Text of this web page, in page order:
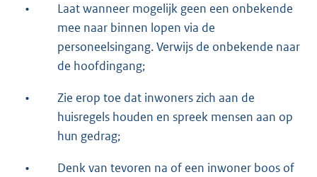
•
Laat wanneer mogelijk geen een onbekende
mee naar binnen lopen via de
personeelsingang. Verwijs de onbekende naar
de hoofdingang;
•
Zie erop toe dat inwoners zich aan de
huisregels houden en spreek mensen aan op
hun gedrag;
•
Denk van tevoren na of een inwoner boos of